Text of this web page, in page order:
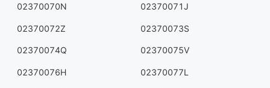
02370070N 02370071J
02370072Z 02370073S
02370074Q 02370075V
02370076H 02370077L